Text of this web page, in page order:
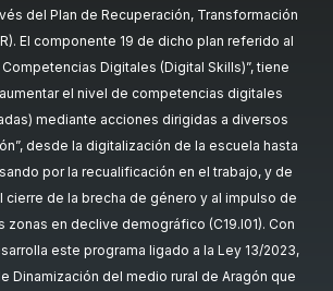
del Plan de Recuperación, Transformación
El componente 19 de dicho plan referido al
Competencias Digitales (Digital Skills)”, tiene
el nivel de competencias digitales
mediante acciones dirigidas a diversos
desde la digitalización de la escuela hasta
por la recualificación en el trabajo, y de
cierre de la brecha de género y al impulso de
zonas en declive demográfico (C19.I01). Con
este programa ligado a la Ley 13/2023,
Dinamización del medio rural de Aragón que